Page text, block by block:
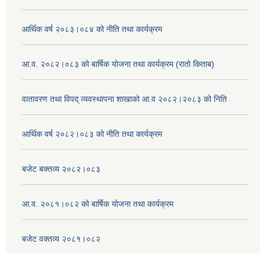
आर्थिक वर्ष २०८३।०८४ को नीति तथा कार्यक्रम
आ.व. २०८२।०८३ को बार्षिक योजना तथा कार्यक्रम (रातो किताब)
वातावरण तथा विपद् व्यवस्थापना शाखाको आ.व २०८२।२०८३ को निति
आर्थिक वर्ष २०८२।०८३ को नीति तथा कार्यक्रम
बजेट बक्तव्य २०८२।०८३
आ.व. २०८१।०८२ को बार्षिक योजना तथा कार्यक्रम
बजेट वक्तव्य २०८१।०८२